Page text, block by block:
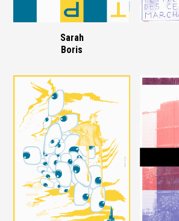
Sarah
Boris